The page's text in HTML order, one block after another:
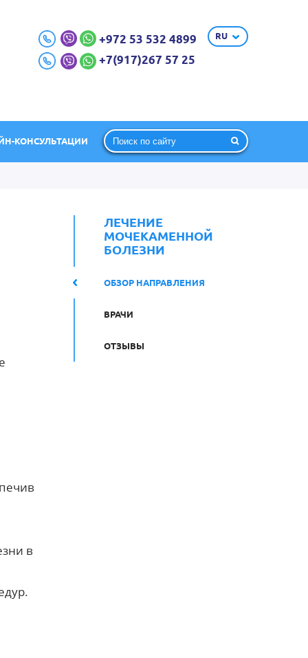
+972 53 532 4899
+7(917)267 57 25
RU
КОНСУЛЬТАЦИИ
ЛЕЧЕНИЕ
МОЧЕКАМЕННОЙ
БОЛЕЗНИ
ОБЗОР НАПРАВЛЕНИЯ
ВРАЧИ
ОТЗЫВЫ
в